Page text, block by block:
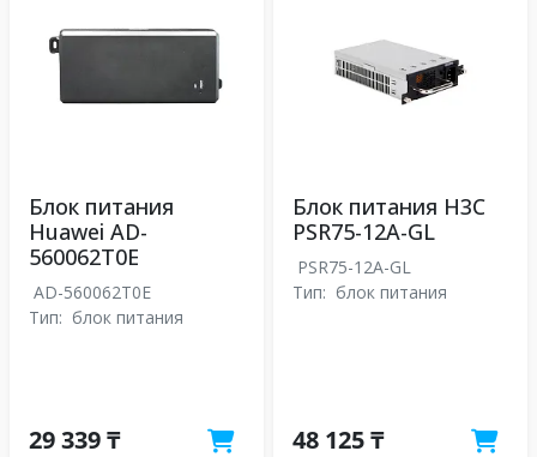
Блок питания
Huawei AD-
560062T0E
AD-560062T0E
Тип: блок питания
29 339 ₸
Блок питания H3C
PSR75-12A-GL
PSR75-12A-GL
Тип: блок питания
48 125 ₸